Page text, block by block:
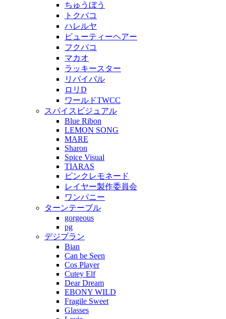
ちゅうぼう
トクバコ
ハレルヤ
ビューティーヘアー
フクバコ
マカオ
ラッキースター
リバイバル
ロリD
ワールドTWCC
スパイスビジュアル
Blue Ribon
LEMON SONG
MARE
Sharon
Spice Visual
TIARAS
ピンクレモネード
レイヤー製作委員会
ワンパニー
ターンテーブル
gorgeous
pg
デジプラン
Bian
Can be Seen
Cos Player
Cutey Elf
Dear Dream
EBONY WILD
Fragile Sweet
Glasses